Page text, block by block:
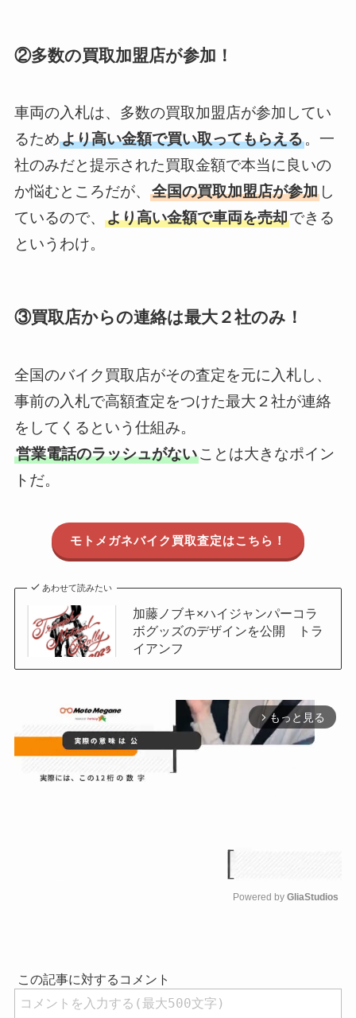
②多数の買取加盟店が参加！
車両の入札は、多数の買取加盟店が参加してい
るためより高い金額で買い取ってもらえる。一
社のみだと提示された買取金額で本当に良いの
か悩むところだが、 全国の買取加盟店が参加し
ているので、 より高い金額で車両を売却できる
というわけ。
③買取店からの連絡は最大２社のみ！
全国のバイク買取店がその査定を元に入札し、
事前の入札で高額査定をつけた最大２社が連絡
をしてくるという仕組み。
営業電話のラッシュがないことは大きなポイン
トだ。
モトメガネバイク買取査定はこちら！
あわせて読みたい
加藤ノブキ×ハイジャンパーコラ
ボグッズのデザインを公開 トラ
イアンフ
arrow_forward_ios もっと見る
Powered by GliaStudios